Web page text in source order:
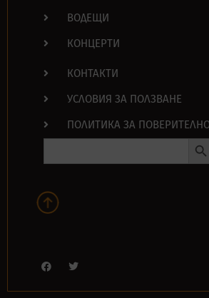
ВОДЕЩИ
КОНЦЕРТИ
КОНТАКТИ
УСЛОВИЯ ЗА ПОЛЗВАНЕ
ПОЛИТИКА ЗА
Search